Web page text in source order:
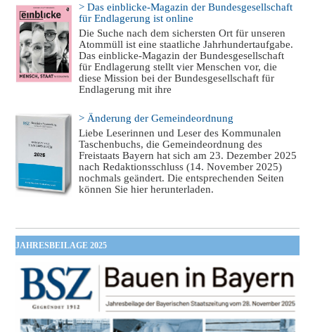
> Das einblicke-Magazin der Bundesgesellschaft
für Endlagerung ist online
Die Suche nach dem sichersten Ort für unseren
Atommüll ist eine staatliche Jahrhundertaufgabe.
Das einblicke-Magazin der Bundesgesellschaft
für Endlagerung stellt vier Menschen vor, die
diese Mission bei der Bundesgesellschaft für
Endlagerung mit ihre
> Änderung der Gemeindeordnung
Liebe Leserinnen und Leser des Kommunalen
Taschenbuchs, die Gemeindeordnung des
Freistaats Bayern hat sich am 23. Dezember 2025
nach Redaktionsschluss (14. November 2025)
nochmals geändert. Die entsprechenden Seiten
können Sie hier herunterladen.
JAHRESBEILAGE 2025